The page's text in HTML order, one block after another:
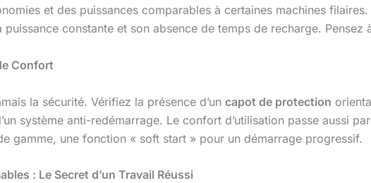
et des puissances comparables à certaines machines
constante et son absence de temps de recharge. Pensez
Confort
la sécurité. Vérifiez la présence d’un capot de protection
système anti-redémarrage. Le confort d’utilisation passe aussi
gamme, une fonction « soft start » pour un démarrage progressif.
: Le Secret d’un Travail Réussi